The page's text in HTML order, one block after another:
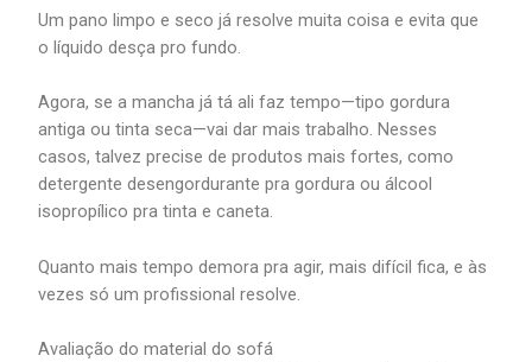
Um pano limpo e seco já resolve muita coisa e evita que
o líquido desça pro fundo.
Agora, se a mancha já tá ali faz tempo—tipo gordura
antiga ou tinta seca—vai dar mais trabalho. Nesses
casos, talvez precise de produtos mais fortes, como
detergente desengordurante pra gordura ou álcool
isopropílico pra tinta e caneta.
Quanto mais tempo demora pra agir, mais difícil fica, e às
vezes só um profissional resolve.
Avaliação do material do sofá